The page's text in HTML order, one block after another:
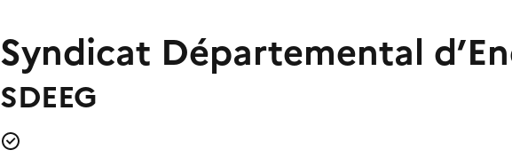
Syndicat Départemental
SDEEG